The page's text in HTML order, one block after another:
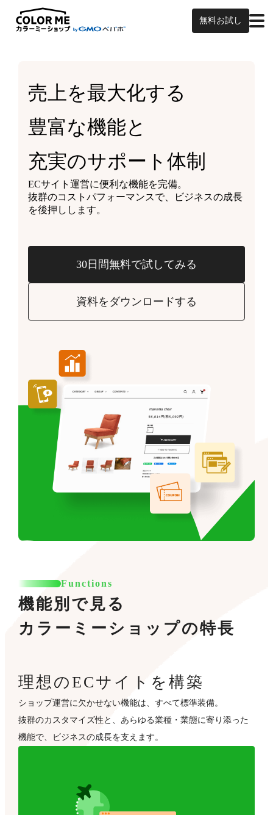
無料お試し
売上を最大化する
豊富な機能と
充実のサポート体制
ECサイト運営に便利な機能を完備。
抜群のコストパフォーマンスで、ビジネスの成長
を後押しします。
30日間無料で試してみる
資料をダウンロードする
Functions
機能別で見る
カラーミーショップの特長
理想のECサイトを構築
ショップ運営に欠かせない機能は、すべて標準装備。
抜群のカスタマイズ性と、あらゆる業種・業態に寄り添った
機能で、ビジネスの成長を支えます。